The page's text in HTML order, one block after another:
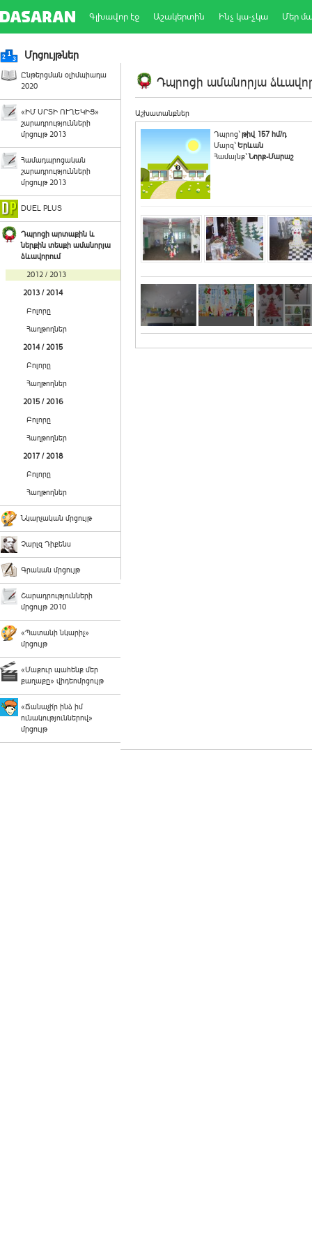
Գլխավոր էջ Աշակերտին Ինչ կա-չկա Մեր
Մրցույթներ
Ընթերցման օլիմպիադա
2020
«ԻՄ ՍՐՏԻ ՈՒՂԵԿԻՑ»
շարադրությունների
մրցույթ 2013
Համադպրոցական
շարադրությունների
մրցույթ 2013
DUEL PLUS
Դպրոցի արտաքին և
ներքին տեսքի ամանորյա
ձևավորում
2012 / 2013
2013 / 2014
Բոլորը
Հաղթողներ
2014 / 2015
Բոլորը
Հաղթողներ
2015 / 2016
Բոլորը
Հաղթողներ
2017 / 2018
Բոլորը
Հաղթողներ
Նկարչական մրցույթ
Չարլզ Դիքենս
Գրական մրցույթ
Շարադրությունների
մրցույթ 2010
«Պատանի նկարիչ»
մրցույթ
«Մաքուր պահենք մեր
քաղաքը» վիդեոմրցույթ
«Ճանաչի՛ր ինձ իմ
ունակություններով»
մրցույթ
Դպրոցի ամանորյա
Աշխատանքներ
Դպրոց`թիվ 157 հմ/դ
Մարզ`Երևան
Համայնք`Նորք-Մարաշ